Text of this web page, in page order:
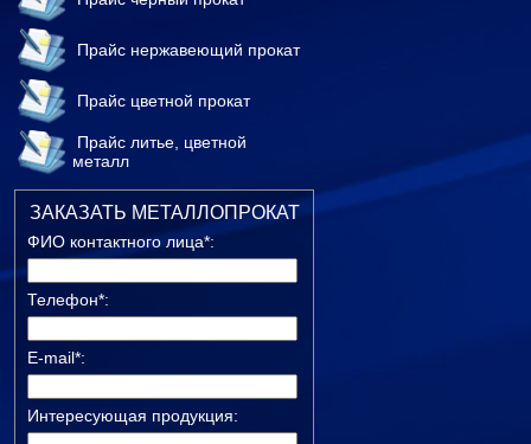
Прайс нержавеющий прокат
Прайс цветной прокат
Прайс литье, цветной
металл
ЗАКАЗАТЬ МЕТАЛЛОПРОКАТ
ФИО контактного лица*:
Телефон*:
E-mail*:
Интересующая продукция: